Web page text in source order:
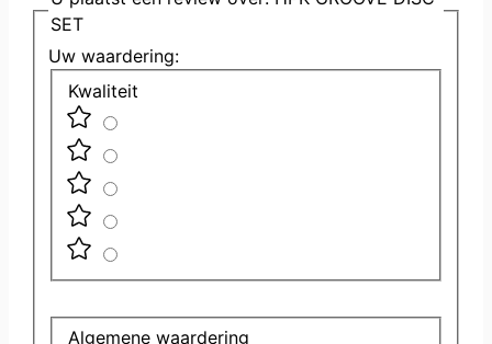
SET
Uw waardering:
Kwaliteit
Algemene waardering